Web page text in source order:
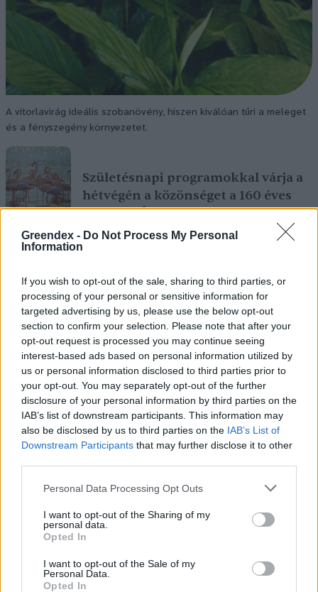
Greendex - Do Not Process My Personal
Information
If you wish to opt-out of the sale, sharing to third parties, or
processing of your personal or sensitive information for
targeted advertising by us, please use the below opt-out
section to confirm your selection. Please note that after your
opt-out request is processed you may continue seeing
interest-based ads based on personal information utilized by
us or personal information disclosed to third parties prior to
your opt-out. You may separately opt-out of the further
disclosure of your personal information by third parties on the
IAB’s list of downstream participants. This information may
also be disclosed by us to third parties on the IAB’s List of
Downstream Participants that may further disclose it to other
Personal Data Processing Opt Outs
I want to opt-out of the Sharing of my
personal data.
Opted In
I want to opt-out of the Sale of my
Personal Data.
Opted In
A vitorlavirág ideális szobanövény, hiszen kiválóan tűri a meleget
és a fényszegény környezetet.
Születésnapi programokkal várja a
hétvégén a közönséget a 160 éves
Fővárosi Állatkert
ÉLŐ BOLYGÓNK
Szedd magad őszibarack: itt vannak
a legjobb lelőhelyek!
SZEMLE
Négy éven belül valósággá válhatnak az
elektromos repülőjáratok Európában
KÖZLEKEDÉS